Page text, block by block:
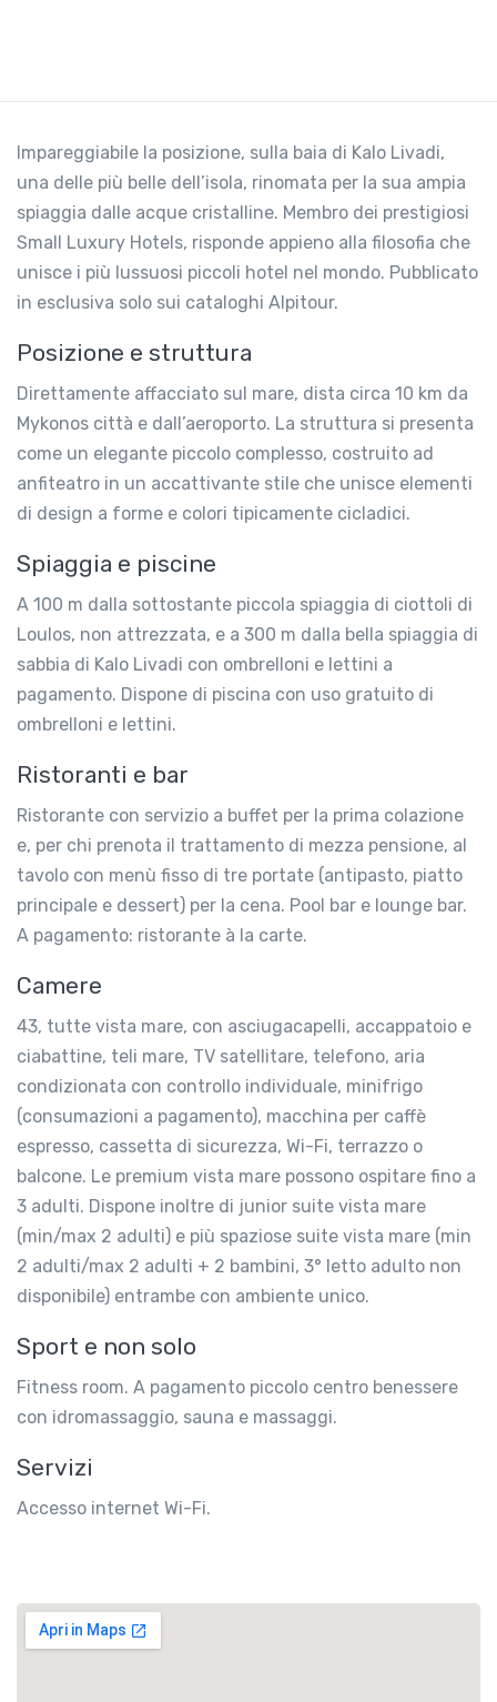
Impareggiabile la posizione, sulla baia di Kalo Livadi,
una delle più belle dell’isola, rinomata per la sua ampia
spiaggia dalle acque cristalline. Membro dei prestigiosi
Small Luxury Hotels, risponde appieno alla filosofia che
unisce i più lussuosi piccoli hotel nel mondo. Pubblicato
in esclusiva solo sui cataloghi Alpitour.
Posizione e struttura
Direttamente affacciato sul mare, dista circa 10 km da
Mykonos città e dall’aeroporto. La struttura si presenta
come un elegante piccolo complesso, costruito ad
anfiteatro in un accattivante stile che unisce elementi
di design a forme e colori tipicamente cicladici.
Spiaggia e piscine
A 100 m dalla sottostante piccola spiaggia di ciottoli di
Loulos, non attrezzata, e a 300 m dalla bella spiaggia di
sabbia di Kalo Livadi con ombrelloni e lettini a
pagamento. Dispone di piscina con uso gratuito di
ombrelloni e lettini.
Ristoranti e bar
Ristorante con servizio a buffet per la prima colazione
e, per chi prenota il trattamento di mezza pensione, al
tavolo con menù fisso di tre portate (antipasto, piatto
principale e dessert) per la cena. Pool bar e lounge bar.
A pagamento: ristorante à la carte.
Camere
43, tutte vista mare, con asciugacapelli, accappatoio e
ciabattine, teli mare, TV satellitare, telefono, aria
condizionata con controllo individuale, minifrigo
(consumazioni a pagamento), macchina per caffè
espresso, cassetta di sicurezza, Wi-Fi, terrazzo o
balcone. Le premium vista mare possono ospitare fino a
3 adulti. Dispone inoltre di junior suite vista mare
(min/max 2 adulti) e più spaziose suite vista mare (min
2 adulti/max 2 adulti + 2 bambini, 3° letto adulto non
disponibile) entrambe con ambiente unico.
Sport e non solo
Fitness room. A pagamento piccolo centro benessere
con idromassaggio, sauna e massaggi.
Servizi
Accesso internet Wi-Fi.